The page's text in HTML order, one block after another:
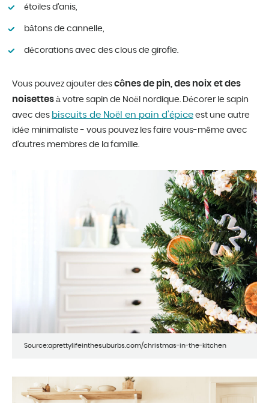
étoiles d’anis,
bâtons de cannelle,
décorations avec des clous de girofle.
Vous pouvez ajouter des cônes de pin, des noix et des
noisettes à votre sapin de Noël nordique. Décorer le sapin
avec des biscuits de Noël en pain d’épice est une autre
idée minimaliste - vous pouvez les faire vous-même avec
d’autres membres de la famille.
Source:aprettylifeinthesuburbs.com/christmas-in-the-kitchen